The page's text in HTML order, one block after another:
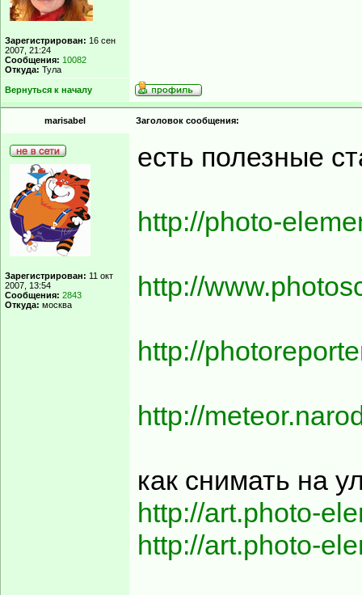
Зарегистрирован: 16 сен
2007, 21:24
Сообщения: 10082
Откуда: Тула
Вернуться к началу
marisabel Заголовок сообщения:
Зарегистрирован: 11 окт
2007, 13:54
Сообщения: 2843
Откуда: москва
есть полезные
http://photo-
http://
http://
http://
как снимать на
http://art.photo-
http://art.photo-